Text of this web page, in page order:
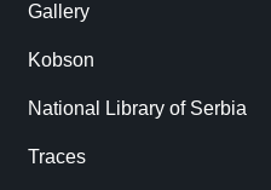
Gallery
Kobson
National Library of Serbia
Traces